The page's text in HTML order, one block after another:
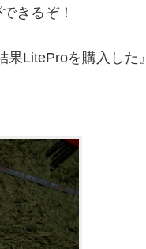
きるぞ！
LiteProを購入した』